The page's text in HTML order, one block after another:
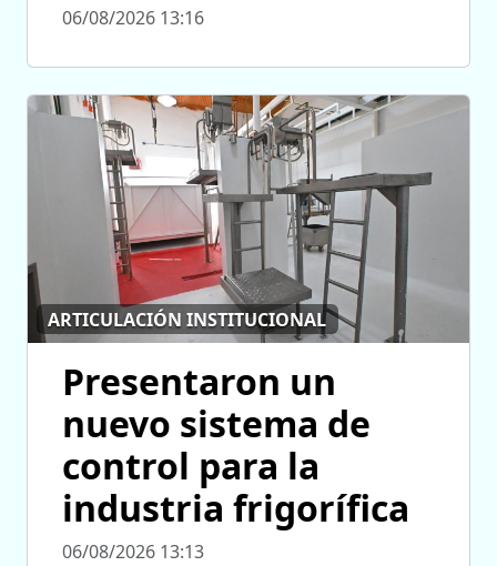
06/08/2026 13:16
ARTICULACIÓN INSTITUCIONAL
Presentaron un
nuevo sistema de
control para la
industria frigorífica
06/08/2026 13:13